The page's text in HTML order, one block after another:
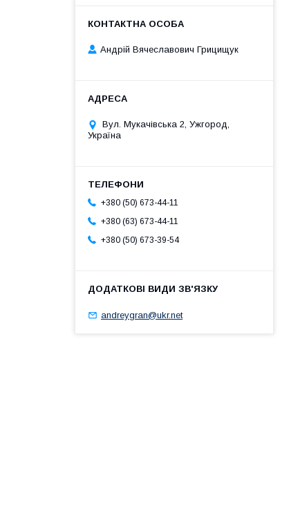
Андрій Вячеславович Грицищук
Вул. Мукачівська 2, Ужгород,
Україна
+380 (50) 673-44-11
+380 (63) 673-44-11
+380 (50) 673-39-54
andreygran@ukr.net